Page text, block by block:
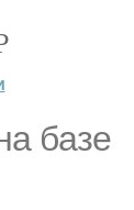
бaзе